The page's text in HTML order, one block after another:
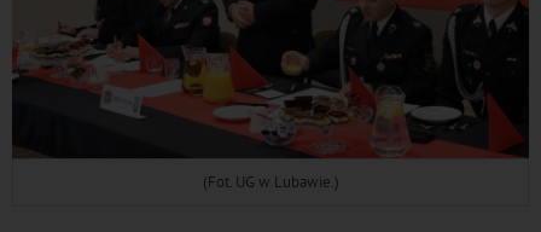
(Fot. UG w Lubawie.)